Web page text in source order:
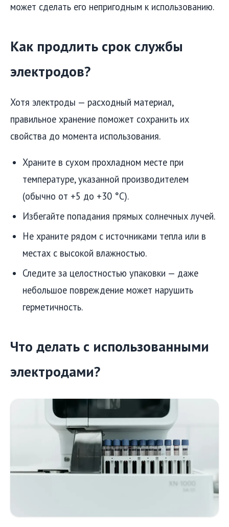
может сделать его непригодным к использованию.
Как продлить срок службы
электродов?
Хотя электроды — расходный материал,
правильное хранение поможет сохранить их
свойства до момента использования.
Храните в сухом прохладном месте при
температуре, указанной производителем
(обычно от +5 до +30 °C).
Избегайте попадания прямых солнечных лучей.
Не храните рядом с источниками тепла или в
местах с высокой влажностью.
Следите за целостностью упаковки — даже
небольшое повреждение может нарушить
герметичность.
Что делать с использованными
электродами?